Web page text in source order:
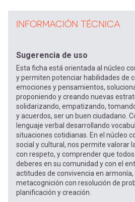
INFORMACIÓN TÉCNICA
Sugerencia de uso
Esta ficha está orientada al núcleo
y permiten potenciar habilidades de
emociones y pensamientos,
proponiendo y creando nuevas
solidarizando, empatizando,
y acuerdos, ser un buen ciudadano.
lenguaje verbal desarrollando
situaciones cotidianas. En el núcleo
social y cultural, nos permite valorar
con respeto, y comprender que
deberes en su comunidad y con el
actitudes de convivencia en armonía,
metacognición con resolución de
planificación y creación.